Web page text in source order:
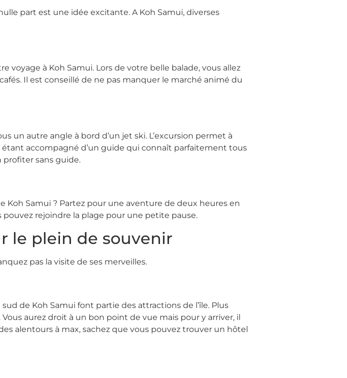
part est une idée excitante. A Koh Samui, diverses
voyage à Koh Samui. Lors de votre belle balade, vous allez
Il est conseillé de ne pas manquer le marché animé du
un autre angle à bord d’un jet ski. L’excursion permet à
accompagné d’un guide qui connaît parfaitement tous
profiter sans guide.
Samui ? Partez pour une aventure de deux heures en
rejoindre la plage pour une petite pause.
le plein de souvenir
pas la visite de ses merveilles.
de Koh Samui font partie des attractions de l’île. Plus
aurez droit à un bon point de vue mais pour y arriver, il
alentours à max, sachez que vous pouvez trouver un hôtel